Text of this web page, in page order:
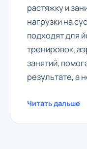
растяжку и
нагрузки на
подходят для
тренировок,
занятий,
результате, а
Читать дальше